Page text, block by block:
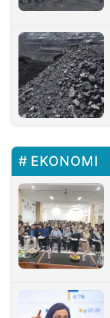
EKONOMI